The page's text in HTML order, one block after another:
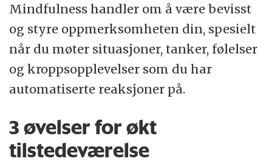
Mindfulness handler om å være bevisst
og styre oppmerksomheten din, spesielt
når du møter situasjoner, tanker, følelser
og kroppsopplevelser som du har
automatiserte reaksjoner på.
3 øvelser for økt
tilstedeværelse